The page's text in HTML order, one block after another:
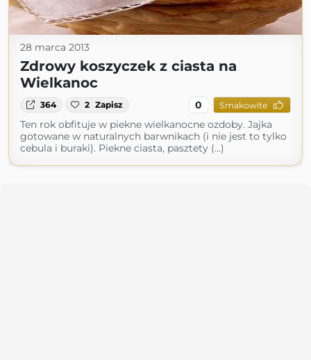
28 marca 2013
Zdrowy koszyczek z ciasta na
Wielkanoc
364 2 Zapisz 0 Smakowite
Ten rok obfituje w piekne wielkanocne ozdoby. Jajka
gotowane w naturalnych barwnikach (i nie jest to tylko
cebula i buraki). Piekne ciasta, pasztety (...)